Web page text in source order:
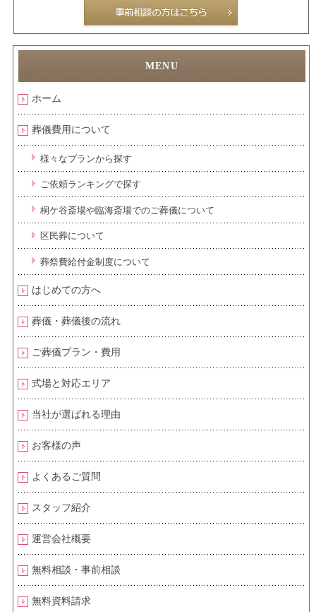
ホーム
葬儀費用について
様々なプランから探す
ご依頼ランキングで探す
桐ケ谷斎場や臨海斎場でのご葬儀について
区民葬について
葬祭費給付金制度について
はじめての方へ
葬儀・葬儀後の流れ
ご葬儀プラン・費用
式場と対応エリア
当社が選ばれる理由
お客様の声
よくあるご質問
スタッフ紹介
運営会社概要
無料相談・事前相談
無料資料請求